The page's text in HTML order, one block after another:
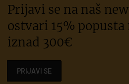
Prijavi se na naš
ostvari 15%
iznad 300€
PRIJAVI SE